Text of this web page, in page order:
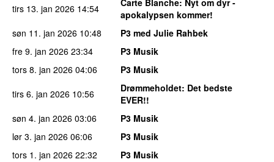
tirs 13. jan 2026 14:54 Carte Blanche: Nyt om dyr -
apokalypsen kommer!
søn 11. jan 2026 10:48
P3 med Julie Rahbek
fre 9. jan 2026 23:34
P3 Musik
tors 8. jan 2026 04:06
P3 Musik
tirs 6. jan 2026 10:56 Drømmeholdet: Det bedste
EVER!!
søn 4. jan 2026 03:06
P3 Musik
lør 3. jan 2026 06:06
P3 Musik
tors 1. jan 2026 22:32
P3 Musik